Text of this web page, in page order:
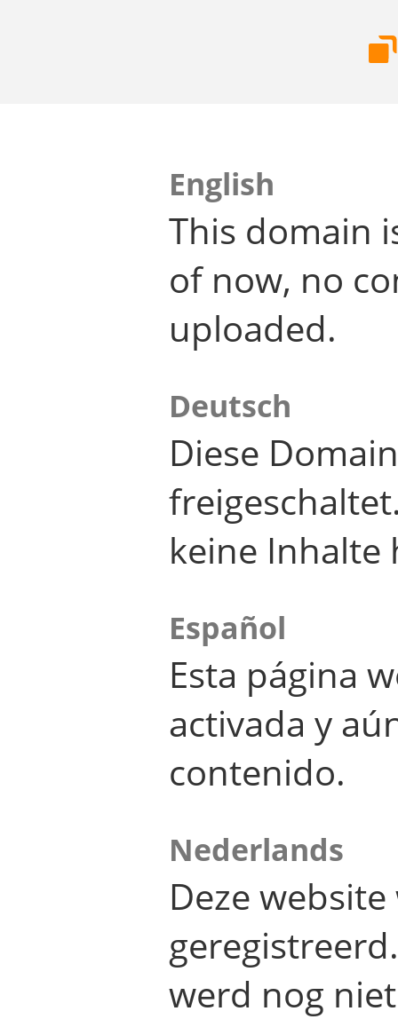
English
This domain
of now, no
uploaded.
Deutsch
Diese
keine Inhalte
Español
Esta página
activada y
contenido.
Nederlands
Deze
werd nog